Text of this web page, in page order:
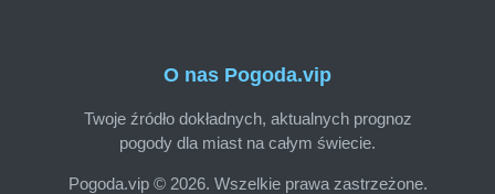
O nas Pogoda.vip
Twoje źródło dokładnych, aktualnych prognoz
pogody dla miast na całym świecie.
Pogoda.vip © 2026. Wszelkie prawa zastrzeżone.